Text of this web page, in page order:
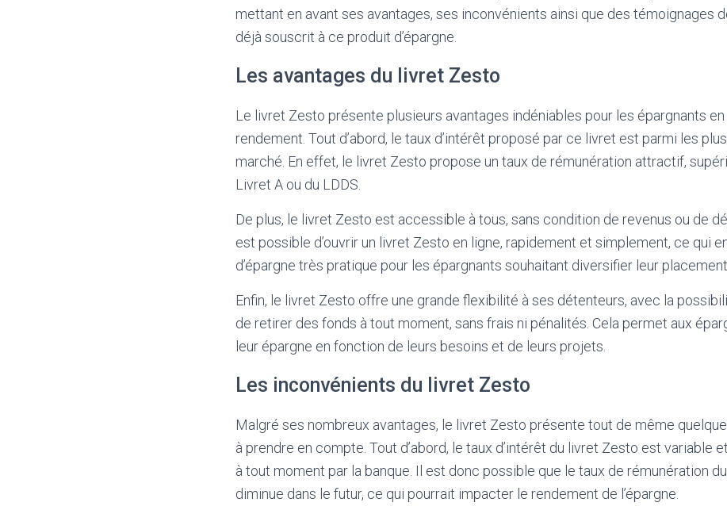
mettant en avant ses avantages, ses inconvénients ainsi que des témoignages
déjà souscrit à ce produit d’épargne.
Les avantages du livret Zesto
Le livret Zesto présente plusieurs avantages indéniables pour les épargnants
rendement. Tout d’abord, le taux d’intérêt proposé par ce livret est parmi les
marché. En effet, le livret Zesto propose un taux de rémunération attractif,
Livret A ou du LDDS.
De plus, le livret Zesto est accessible à tous, sans condition de revenus ou de
est possible d’ouvrir un livret Zesto en ligne, rapidement et simplement, ce qui
d’épargne très pratique pour les épargnants souhaitant diversifier leur placement.
Enfin, le livret Zesto offre une grande flexibilité à ses détenteurs, avec la
de retirer des fonds à tout moment, sans frais ni pénalités. Cela permet aux
leur épargne en fonction de leurs besoins et de leurs projets.
Les inconvénients du livret Zesto
Malgré ses nombreux avantages, le livret Zesto présente tout de même
à prendre en compte. Tout d’abord, le taux d’intérêt du livret Zesto est variable
à tout moment par la banque. Il est donc possible que le taux de rémunération
diminue dans le futur, ce qui pourrait impacter le rendement de l’épargne.